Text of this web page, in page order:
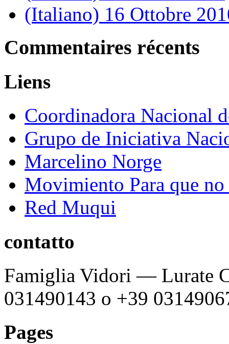
(Italiano) 16 Ottobre
Commentaires récents
Liens
Coordinadora Nacional
Grupo de Iniciativa
Marcelino Norge
Movimiento Para que no
Red Muqui
contatto
Famiglia Vidori — Lurate
031490143 o +39
Pages